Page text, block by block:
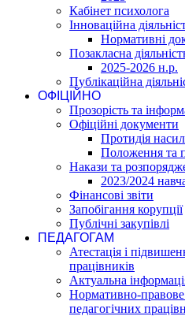
Кабінет психолога
Інноваційна
Нормативні
Позакласна
2025-2026 н.р.
Публікаційна
ОФІЦІЙНО
Прозорість та
Офіційні документи
Протидія
Положення та
Накази та
2023/2024
Фінансові звіти
Запобігання корупції
Публічні закупівлі
ПЕДАГОГАМ
Атестація і
працівників
Актуальна
Нормативно-правове
педагогічних